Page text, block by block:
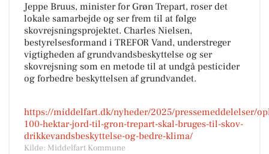
Jeppe Bruus, minister for Grøn Trepart, roser det
lokale samarbejde og ser frem til at følge
skovrejsningsprojektet. Charles Nielsen,
bestyrelsesformand i TREFOR Vand, understreger
vigtigheden af grundvandsbeskyttelse og ser
skovrejsning som en metode til at undgå pesticider
og forbedre beskyttelsen af grundvandet.
https://middelfart.dk/nyheder/2025/pressemeddelelser/
100-hektar-jord-til-gron-trepart-skal-bruges-til-skov-
drikkevandsbeskyttelse-og-bedre-klima/
Kilde: Middelfart Kommune